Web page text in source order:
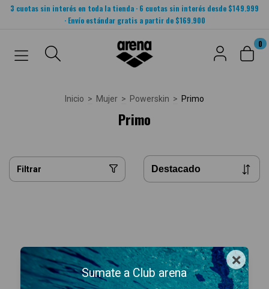
3 cuotas sin interés en toda la tienda · 6 cuotas sin interés desde $149.999
· Envío estándar gratis a partir de $169.900
0
Inicio > Mujer > Powerskin > Primo
Primo
Filtrar
×
Sumate a Club arena